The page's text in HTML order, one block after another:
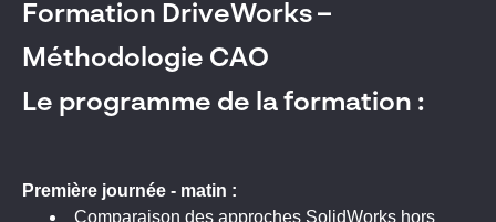
Formation DriveWorks –
Méthodologie CAO
Le programme de la formation :
Première journée - matin :
Comparaison des approches SolidWorks hors